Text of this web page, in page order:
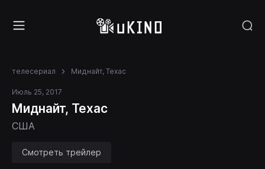
телесериал Миднайт, Техас
Июль 25, 2017
Миднайт, Техас
США
Смотреть трейлер